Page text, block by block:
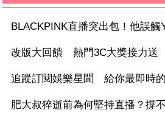
BLACKPINK直播突出包！他誤觸
改版大回饋 熱門3C大獎接力送
追蹤訂閱娛樂星聞 給你最即時
肥大叔猝逝前為何堅持直播？撐